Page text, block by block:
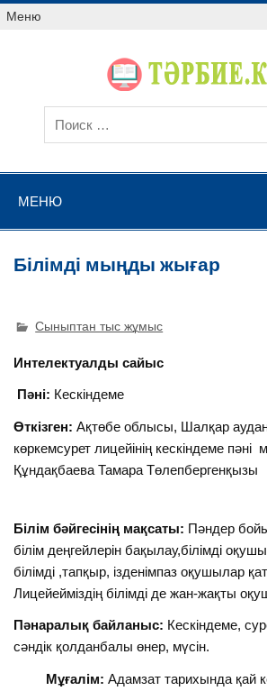
Меню
МЕНЮ
Білімді мыңды жығар
Сыныптан тыс жұмыс
Интелектуалды сайыс
Пәні: Кескіндеме
Өткізген:Ақтөбе облысы, Шалқар
көркемсурет лицейінің кескіндеме пәні
Құндақбаева Тамара Төлепбергенқызы
Білім бәйгесінің мақсаты: Пәндер
білім деңгейлерін бақылау,білімді
білімді ,тапқыр, ізденімпаз оқушылар
Лицейейміздің білімді де жан-жақты
Пәнаралық байланыс: Кескіндеме,
сәндік қолданбалы өнер, мүсін.
Мұғалім:Адамзат тарихында қай